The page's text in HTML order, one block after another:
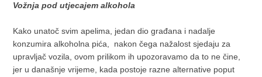
Vožnja pod utjecajem alkohola
Kako unatoč svim apelima, jedan dio građana i nadalje
konzumira alkoholna pića, nakon čega nažalost sjedaju za
upravljač vozila, ovom prilikom ih upozoravamo da to ne čine,
jer u današnje vrijeme, kada postoje razne alternative poput